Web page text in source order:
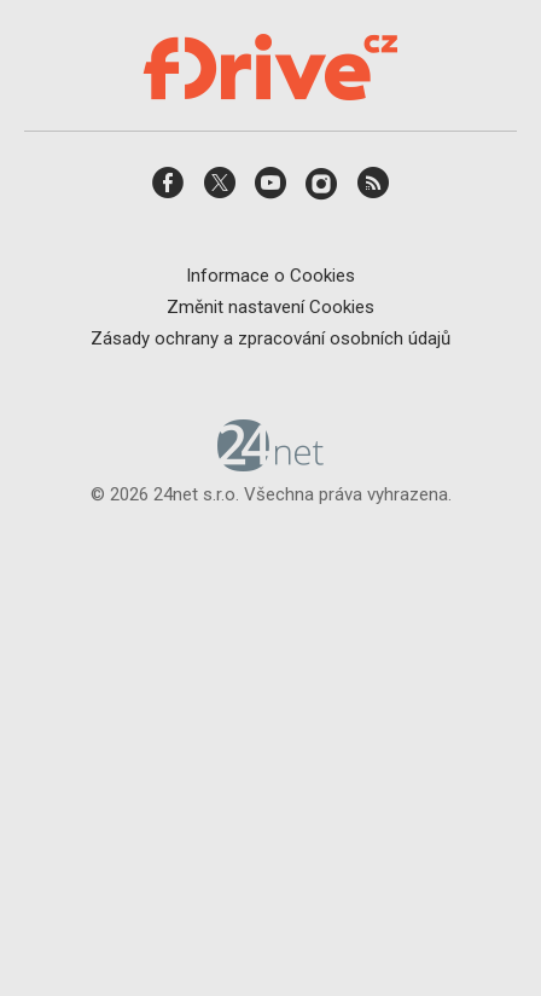
Informace o Cookies
Změnit nastavení Cookies
Zásady ochrany a zpracování osobních údajů
© 2026 24net s.r.o. Všechna práva vyhrazena.